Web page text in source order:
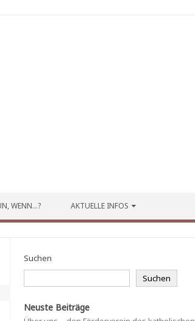
WENN…? AKTUELLE INFOS
Suchen
Suchen
Neuste Beiträge